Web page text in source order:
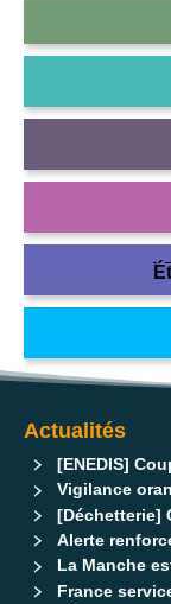
Actualités
[ENEDIS]
Vigilance
[Déchetterie]
Alerte
La Manche
France